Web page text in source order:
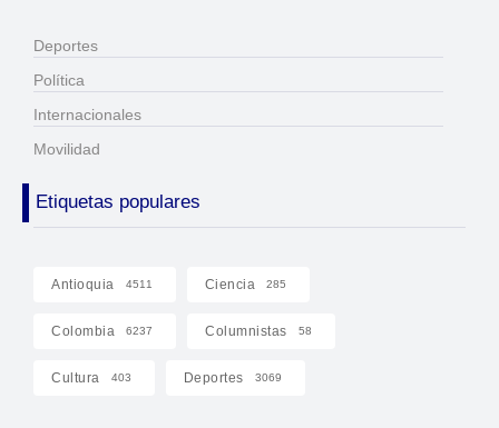
Deportes
Política
Internacionales
Movilidad
Etiquetas populares
Antioquia 4511 Ciencia 285
Colombia 6237 Columnistas 58
Cultura 403 Deportes 3069